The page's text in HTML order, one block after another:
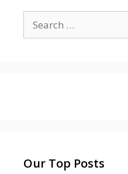
for:
Our Top Posts